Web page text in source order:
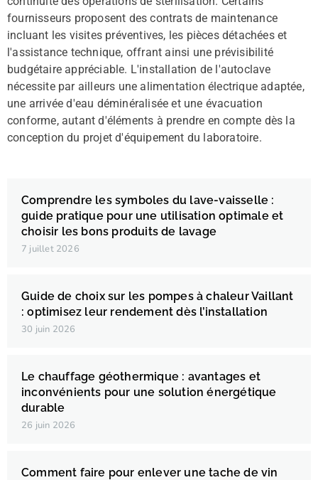
fournisseurs proposent des contrats de maintenance
incluant les visites préventives, les pièces détachées et
l'assistance technique, offrant ainsi une prévisibilité
budgétaire appréciable. L'installation de l'autoclave
nécessite par ailleurs une alimentation électrique adaptée,
une arrivée d'eau déminéralisée et une évacuation
conforme, autant d'éléments à prendre en compte dès la
conception du projet d'équipement du laboratoire.
Comprendre les symboles du lave-vaisselle :
guide pratique pour une utilisation optimale et
choisir les bons produits de lavage
7 juillet 2026
Guide de choix sur les pompes à chaleur Vaillant
: optimisez leur rendement dès l’installation
30 juin 2026
Le chauffage géothermique : avantages et
inconvénients pour une solution énergétique
durable
26 juin 2026
Comment faire pour enlever une tache de vin